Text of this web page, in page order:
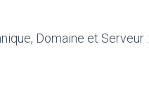
Domaine et Serveur :